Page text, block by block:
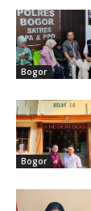
Bogor
Bogor